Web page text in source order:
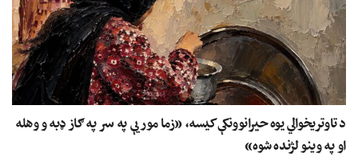
د تاوتریخوالي یوه حیرانوونکې کیسه، «زما مور یې په سر په ګاز ډبه و وهله
او په وینو لژنده شوه»